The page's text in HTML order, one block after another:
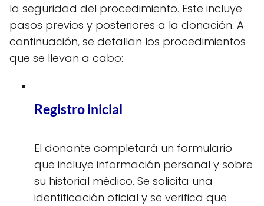
la seguridad del procedimiento. Este incluye
pasos previos y posteriores a la donación. A
continuación, se detallan los procedimientos
que se llevan a cabo:
Registro inicial
El donante completará un formulario
que incluye información personal y sobre
su historial médico. Se solicita una
identificación oficial y se verifica que